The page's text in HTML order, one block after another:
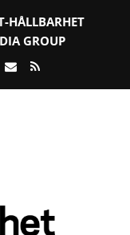
HÅLLBARHET
GROUP